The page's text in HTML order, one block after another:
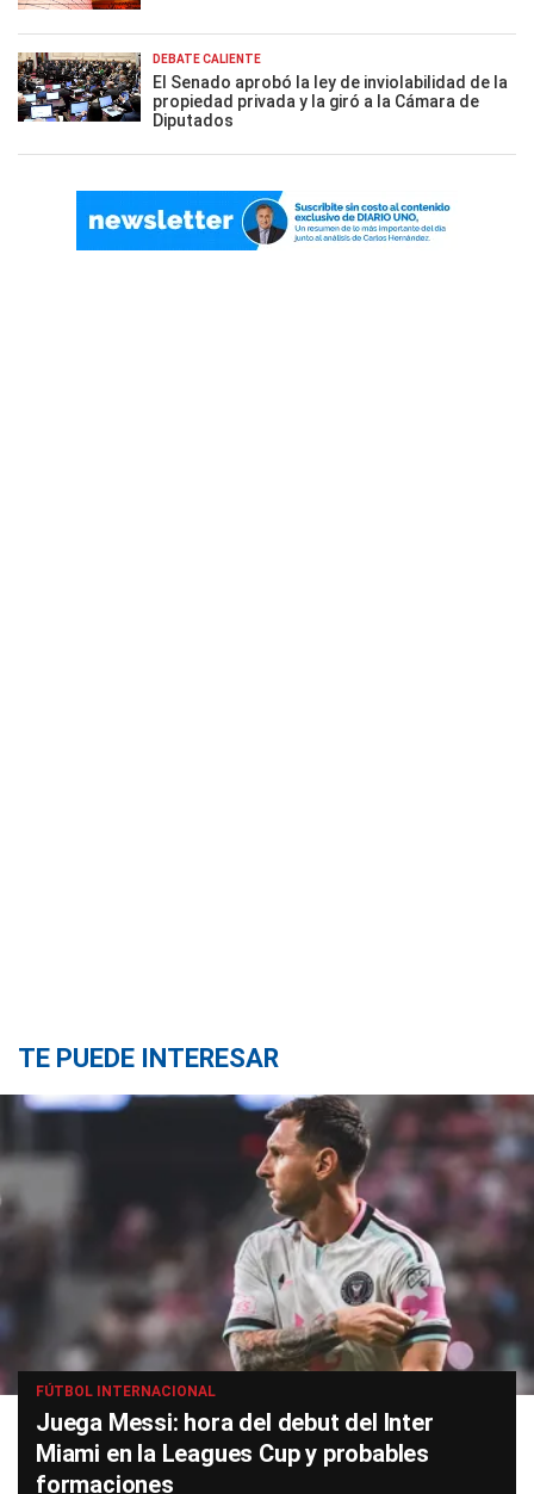
DEBATE CALIENTE
El Senado aprobó la ley de inviolabilidad de la
propiedad privada y la giró a la Cámara de
Diputados
TE PUEDE INTERESAR
FÚTBOL INTERNACIONAL
Juega Messi: hora del debut del Inter
Miami en la Leagues Cup y probables
formaciones